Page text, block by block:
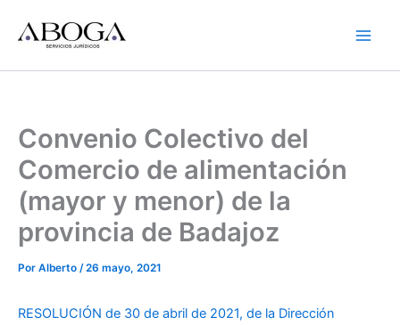
contenido
Convenio Colectivo del
Comercio de alimentación
(mayor y menor) de la
provincia de Badajoz
Por Alberto /26 mayo, 2021
RESOLUCIÓN de 30 de abril de 2021, de la Dirección